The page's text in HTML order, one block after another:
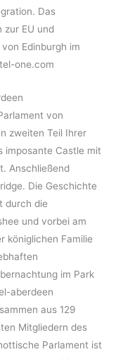
Das
zur EU und
Edinburgh im
one.com
von
zweiten Teil Ihrer
imposante Castle mit
Anschließend
Die Geschichte
durch die
und vorbei am
königlichen Familie
im Park
aberdeen
aus 129
Mitgliedern des
Parlament ist